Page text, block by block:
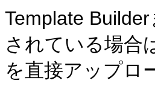
Template
されている場合
を直接アップロ